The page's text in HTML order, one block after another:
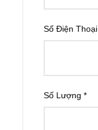
Số Điện Thoại
Số Lượng *